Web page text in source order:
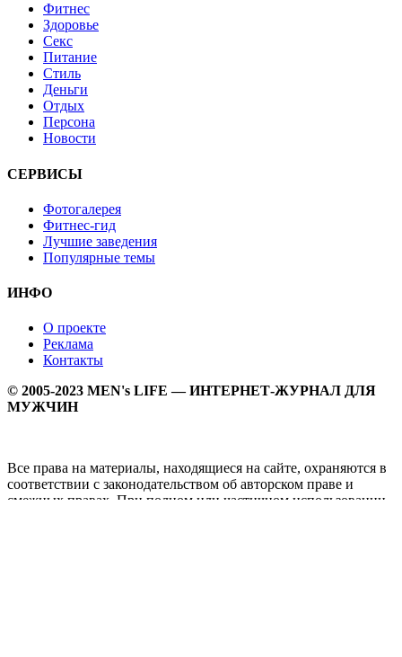
Фитнес
Здоровье
Секс
Питание
Стиль
Деньги
Отдых
Персона
Новости
СЕРВИСЫ
Фотогалерея
Фитнес-гид
Лучшие заведения
Популярные темы
ИНФО
О проекте
Реклама
Контакты
© 2005-2023 MEN's LIFE — ИНТЕРНЕТ-ЖУРНАЛ ДЛЯ
МУЖЧИН
Все права на материалы, находящиеся на сайте, охраняются в
соответствии с законодательством об авторском праве и
смежных правах. При полном или частичном использовании